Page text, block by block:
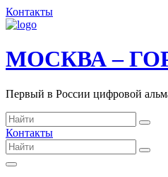
Контакты
МОСКВА –
Первый в России цифровой
Контакты